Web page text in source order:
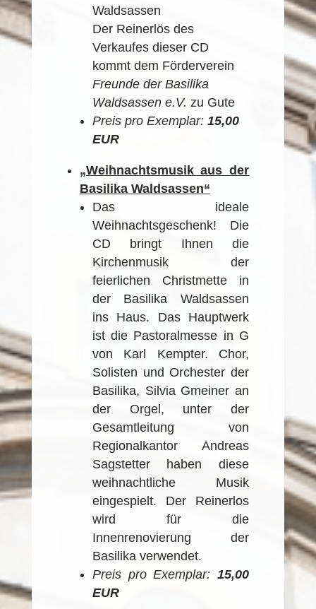
Waldsassen
Der Reinerlös des
Verkaufes dieser CD
kommt dem Förderverein
Freunde der Basilika
Waldsassen e.V. zu Gute
Preis pro Exemplar: 15,00
EUR
„Weihnachtsmusik aus der
Basilika Waldsassen“
Das ideale
Weihnachtsgeschenk! Die
CD bringt Ihnen die
Kirchenmusik der
feierlichen Christmette in
der Basilika Waldsassen
ins Haus. Das Hauptwerk
ist die Pastoralmesse in G
von Karl Kempter. Chor,
Solisten und Orchester der
Basilika, Silvia Gmeiner an
der Orgel, unter der
Gesamtleitung von
Regionalkantor Andreas
Sagstetter haben diese
weihnachtliche Musik
eingespielt. Der Reinerlos
wird für die
Innenrenovierung der
Basilika verwendet.
Preis pro Exemplar:15,00
EUR